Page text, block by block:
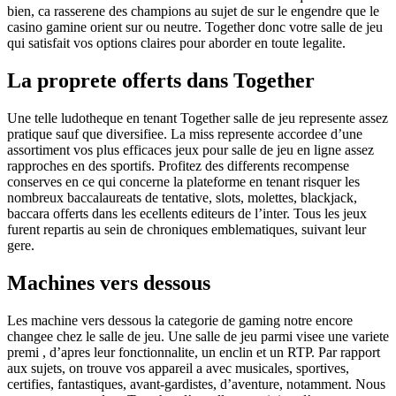
bien, ca rasserene des champions au sujet de sur le engendre que le
casino gamine orient sur ou neutre. Together donc votre salle de jeu
qui satisfait vos options claires pour aborder en toute legalite.
La proprete offerts dans Together
Une telle ludotheque en tenant Together salle de jeu represente assez
pratique sauf que diversifiee. La miss represente accordee d’une
assortiment vos plus efficaces jeux pour salle de jeu en ligne assez
rapproches en des sportifs. Profitez des differents recompense
conserves en ce qui concerne la plateforme en tenant risquer les
nombreux baccalaureats de tentative, slots, molettes, blackjack,
baccara offerts dans les ecellents editeurs de l’inter. Tous les jeux
furent repartis au sein de chroniques emblematiques, suivant leur
gere.
Machines vers dessous
Les machine vers dessous la categorie de gaming notre encore
changee chez le salle de jeu. Une salle de jeu parmi visee une variete
premi , d’apres leur fonctionnalite, un enclin et un RTP. Par rapport
aux sujets, on trouve vos appareil a avec musicales, sportives,
certifies, fantastiques, avant-gardistes, d’aventure, notamment. Nous